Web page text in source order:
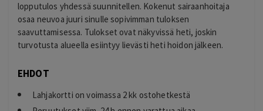
lopputulos yhdessä suunnitellen. Kokenut sairaanhoitaja
osaa neuvoa juuri sinulle sopivimman tuloksen
saavuttamisessa. Tulokset ovat näkyvissä heti, joskin
turvotusta alueella esiintyy lievästi heti hoidon jälkeen.
EHDOT
Lahjakortti on voimassa 2 kk ostohetkestä